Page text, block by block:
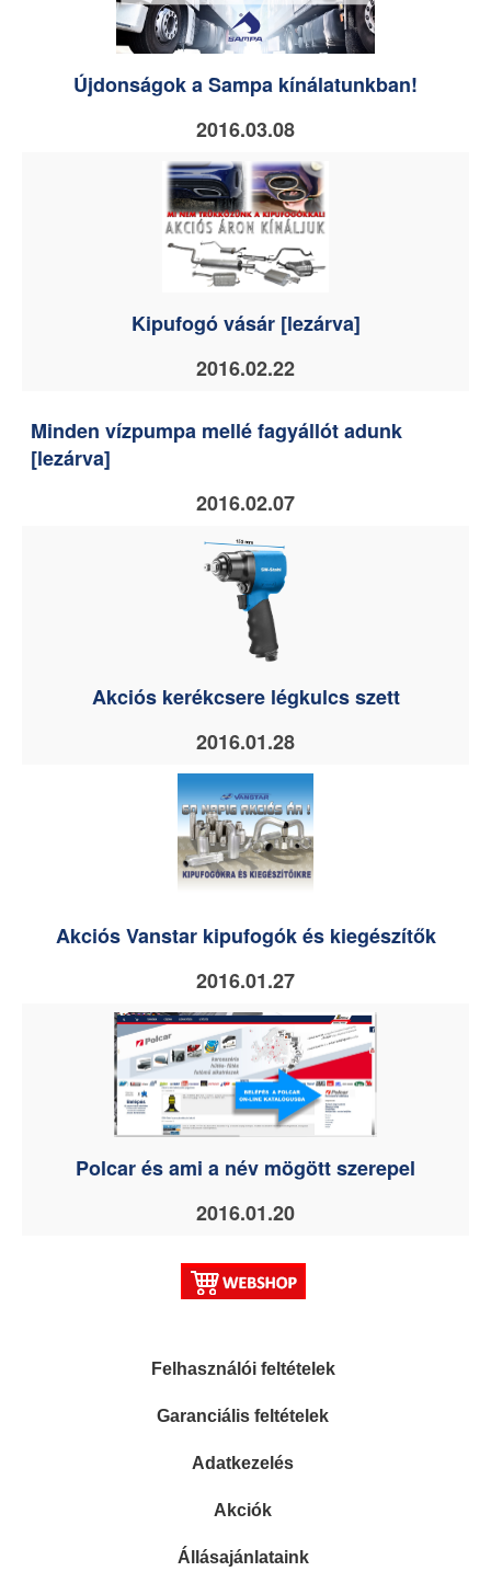
Újdonságok a Sampa kínálatunkban!
2016.03.08
Kipufogó vásár [lezárva]
2016.02.22
Minden vízpumpa mellé fagyállót adunk
[lezárva]
2016.02.07
Akciós kerékcsere légkulcs szett
2016.01.28
Akciós Vanstar kipufogók és kiegészítők
2016.01.27
Polcar és ami a név mögött szerepel
2016.01.20
Felhasználói feltételek
Garanciális feltételek
Adatkezelés
Akciók
Állásajánlataink